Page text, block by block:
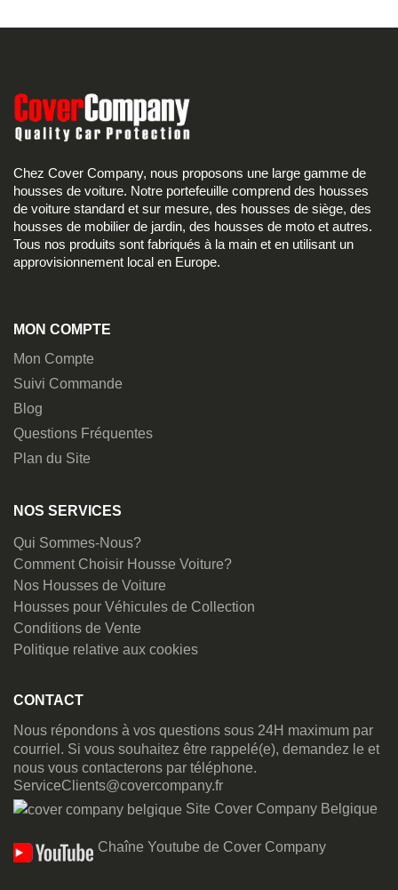
Chez Cover Company, nous proposons une large gamme de
housses de voiture. Notre portefeuille comprend des housses
de voiture standard et sur mesure, des housses de siège, des
housses de mobilier de jardin, des housses de moto et autres.
Tous nos produits sont fabriqués à la main et en utilisant un
approvisionnement local en Europe.
MON COMPTE
Mon Compte
Suivi Commande
Blog
Questions Fréquentes
Plan du Site
NOS SERVICES
Qui Sommes-Nous?
Comment Choisir Housse Voiture?
Nos Housses de Voiture
Housses pour Véhicules de Collection
Conditions de Vente
Politique relative aux cookies
CONTACT
Nous répondons à vos questions sous 24H maximum par
courriel. Si vous souhaitez être rappelé(e), demandez le et
nous vous contacterons par téléphone.
ServiceClients@covercompany.fr
Site Cover Company Belgique
Chaîne Youtube de Cover Company